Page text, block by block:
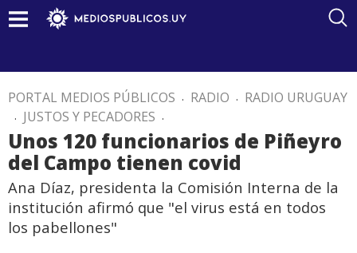
PORTAL MEDIOS PÚBLICOS . RADIO . RADIO URUGUAY
. JUSTOS Y PECADORES .
Unos 120 funcionarios de Piñeyro
del Campo tienen covid
Ana Díaz, presidenta la Comisión Interna de la
institución afirmó que "el virus está en todos
los pabellones"